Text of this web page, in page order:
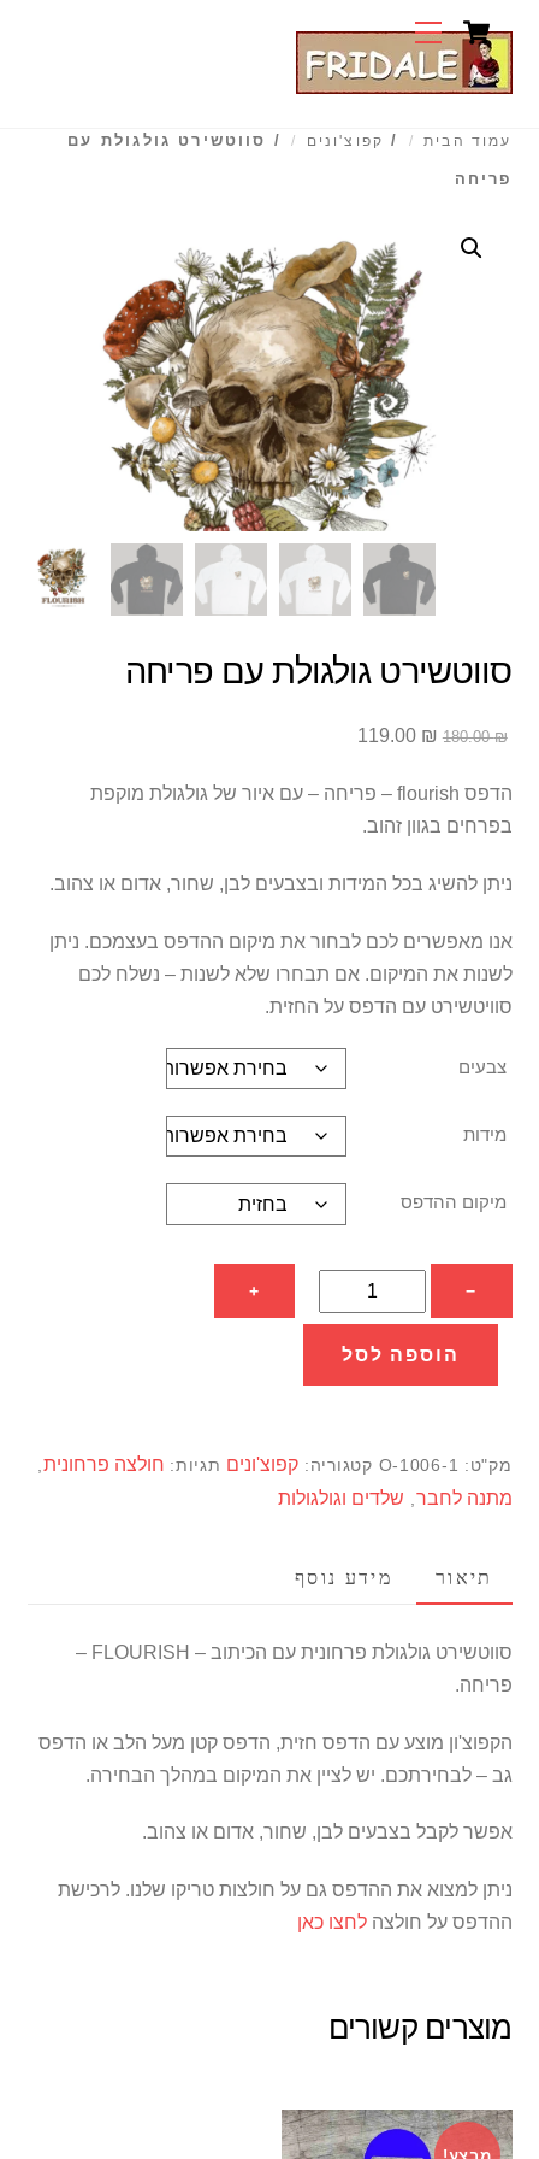
content
MenuCart
עמוד הבית / קפוצ'ונים / סווטשירט גולגולת עם
פריחה
סווטשירט גולגולת עם פריחה
180.00₪
המחיר
היה:
180.00 ₪.
119.00 ₪
הוא:
הדפס flourish – פריחה – עם איור של גולגולת מוקפת
בפרחים בגוון זהוב.
ניתן להשיג בכל המידות ובצבעים לבן, שחור, אדום או צהוב.
אנו מאפשרים לכם לבחור את מיקום ההדפס בעצמכם. ניתן
לשנות את המיקום. אם תבחרו שלא לשנות – נשלח לכם
סוויטשירט עם הדפס על החזית.
צבעים
מידות
מיקום ההדפס
−
של
סווטשירט
+
הוספה לסל
מק"ט: O-1006-1 קטגוריה: קפוצ'ונים תגיות: חולצה פרחונית,
מתנה לחבר, שלדים וגולגולות
תיאור מידע נוסף
סווטשירט גולגולת פרחונית עם הכיתוב – FLOURISH –
פריחה.
הקפוצ'ון מוצע עם הדפס חזית, הדפס קטן מעל הלב או הדפס
גב – לבחירתכם. יש לציין את המיקום במהלך הבחירה.
אפשר לקבל בצבעים לבן, שחור, אדום או צהוב.
ניתן למצוא את ההדפס גם על חולצות טריקו שלנו. לרכישת
ההדפס על חולצהלחצו כאן
מוצרים קשורים